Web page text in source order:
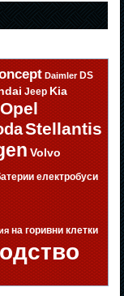
Daimler DS
Jeep Kia
Opel
Stellantis
Volvo
електробуси
на горивни клетки